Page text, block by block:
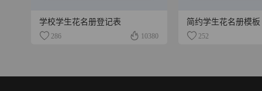
学校学生花名册登记表
286 10380
简约学生花名册模板
252